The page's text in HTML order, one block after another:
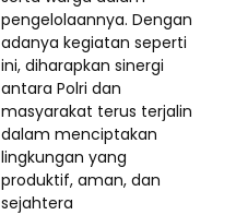
pengelolaannya. Dengan
adanya kegiatan seperti
ini, diharapkan sinergi
antara Polri dan
masyarakat terus terjalin
dalam menciptakan
lingkungan yang
produktif, aman, dan
sejahtera